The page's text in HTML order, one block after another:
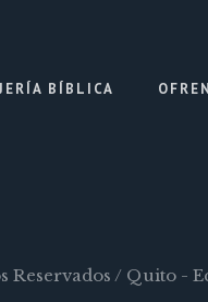
BÍBLICA
Reservados / Quito -